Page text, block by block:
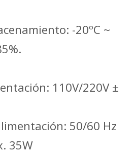
-20ºC ~
110V/220V ±
50/60 Hz
35W